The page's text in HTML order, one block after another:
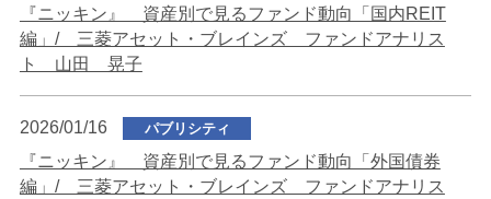
『ニッキン』 資産別で見るファンド動向「国内REIT
編」/ 三菱アセット・ブレインズ ファンドアナリス
ト 山田 晃子
2026/01/16 パブリシティ
『ニッキン』 資産別で見るファンド動向「外国債券
編」/ 三菱アセット・ブレインズ ファンドアナリス